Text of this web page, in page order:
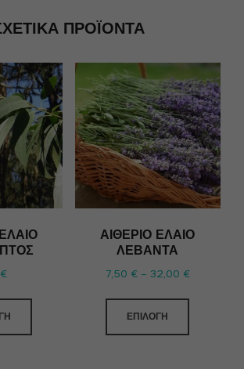
ΠΡΟΪΌΝΤΑ
€
ΑΙΘΈΡΙΟ ΈΛΑΙΟ
ΛΕΒΆΝΤΑ
7,50 € – 32,00 €
ΕΠΙΛΟΓΉ